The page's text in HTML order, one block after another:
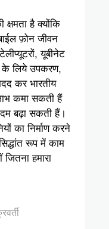
है क्योंकि
फ़ोन जीवन
यूबीनेट
के लिये उपकरण,
कर भारतीय
कमा सकती हैं
बढ़ा सकती हैं।
का निर्माण करने
रूप में काम
हमारा